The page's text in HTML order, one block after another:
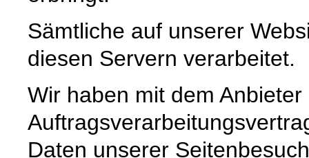
Sämtliche auf unserer
diesen Servern verarbeitet.
Wir haben mit dem Anbieter
Daten unserer